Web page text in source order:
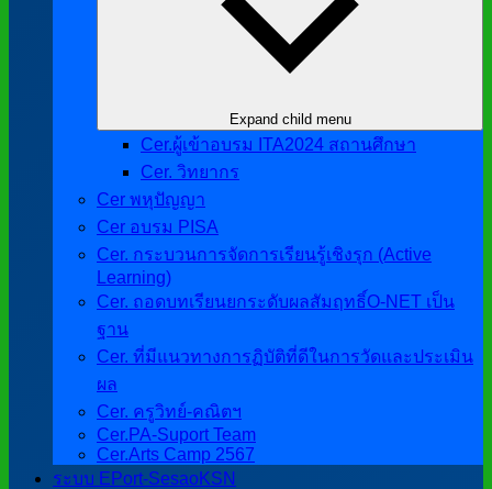
Expand child menu
Cer.ผู้เข้าอบรม ITA2024 สถานศึกษา
Cer. วิทยากร
Cer พหุปัญญา
Cer อบรม PISA
Cer. กระบวนการจัดการเรียนรู้เชิงรุก (Active
Learning)
Cer. ถอดบทเรียนยกระดับผลสัมฤทธิ์O-NET เป็น
ฐาน
Cer. ที่มีแนวทางการฏิบัติที่ดีในการวัดและประเมิน
ผล
Cer. ครูวิทย์-คณิตฯ
Cer.PA-Suport Team
Cer.Arts Camp 2567
ระบบ EPort-SesaoKSN